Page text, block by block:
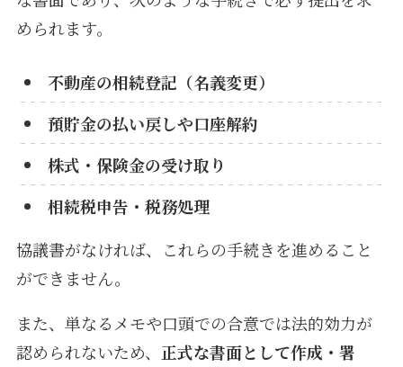
められます。
不動産の相続登記（名義変更）
預貯金の払い戻しや口座解約
株式・保険金の受け取り
相続税申告・税務処理
協議書がなければ、これらの手続きを進めること
ができません。
また、単なるメモや口頭での合意では法的効力が
認められないため、 正式な書面として作成・署